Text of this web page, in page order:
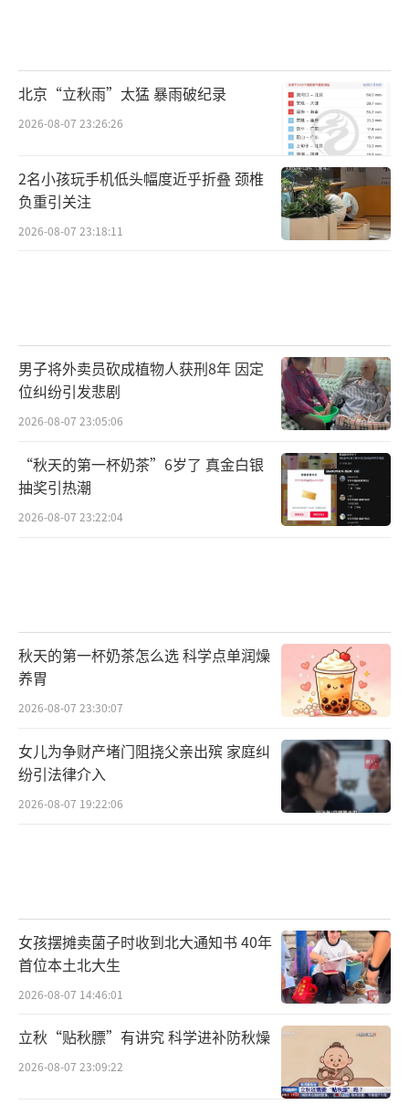
北京“立秋雨”太猛 暴雨破纪录
2026-08-07 23:26:26
2名小孩玩手机低头幅度近乎折叠 颈椎
负重引关注
2026-08-07 23:18:11
男子将外卖员砍成植物人获刑8年 因定
位纠纷引发悲剧
2026-08-07 23:05:06
“秋天的第一杯奶茶”6岁了 真金白银
抽奖引热潮
2026-08-07 23:22:04
秋天的第一杯奶茶怎么选 科学点单润燥
养胃
2026-08-07 23:30:07
女儿为争财产堵门阻挠父亲出殡 家庭纠
纷引法律介入
2026-08-07 19:22:06
女孩摆摊卖菌子时收到北大通知书 40年
首位本土北大生
2026-08-07 14:46:01
立秋“贴秋膘”有讲究 科学进补防秋燥
2026-08-07 23:09:22